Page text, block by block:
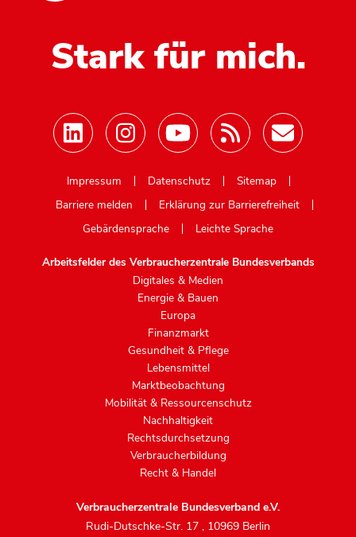
Stark für mich.
Impressum
Datenschutz
Sitemap
Barriere melden
Erklärung zur Barrierefreiheit
Gebärdensprache
Leichte Sprache
Arbeitsfelder des Verbraucherzentrale Bundesverbands
Digitales & Medien
Energie & Bauen
Europa
Finanzmarkt
Gesundheit & Pflege
Lebensmittel
Marktbeobachtung
Mobilität & Ressourcenschutz
Nachhaltigkeit
Rechtsdurchsetzung
Verbraucherbildung
Recht & Handel
Verbraucherzentrale Bundesverband e.V.
Rudi-Dutschke-Str. 17 , 10969 Berlin